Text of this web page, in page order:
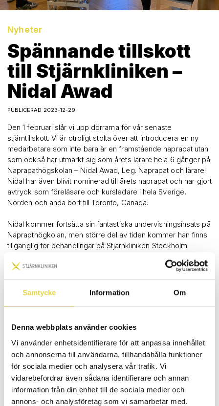
Samtycke Information Om
Denna webbplats använder cookies
Vi använder enhetsidentifierare för att anpassa innehållet
och annonserna till användarna, tillhandahålla funktioner
för sociala medier och analysera vår trafik. Vi
vidarebefordrar även sådana identifierare och annan
information från din enhet till de sociala medier och
annons- och analysföretag som vi samarbetar med.
Nyheter
Spännande tillskott
till Stjärnkliniken –
Nidal Awad
PUBLICERAD 2023-12-29
Den 1 februari slår vi upp dörrarna för vår senaste
stjärntillskott. Vi är otroligt stolta över att introducera en ny
medarbetare som inte bara är en framstående naprapat utan
som också har utmärkt sig som årets lärare hela 6 gånger på
Naprapathögskolan – Nidal Awad, Leg. Naprapat och lärare!
Nidal har även blivit nominerad till årets naprapat och har gjort
avtryck som föreläsare och kursledare i hela Sverige,
Norden och ända bort till Toronto, Canada.
Nidal kommer fortsätta sin fantastiska undervisningsinsats på
Naprapthögkolan, men större del av tiden kommer han finns
tillgänglig för behandlingar på Stjärnkliniken Stockholm
Utöver att Nidal kommer utföra behandlingar så kommer han
också att sätta sig in i Stjärnklinikens rekryteringsprocess för
att stärka vårt team ytterligare och han kommer att vara med
och höja den interna kunskapsnivån på Stjärnkliniken med
intressenter, vilket innebär att fler kommer få ta del av hans
kunskap och expertis!
Gör er redo för fortsättningen på vår resa mot ett friskare
Sverige! Vi ser fram emot att välkomna Nidal och tillsammans
med honom skapa en inspirerande framtid för alla i vårt team
på Stjärnkliniken men även våra patienter.